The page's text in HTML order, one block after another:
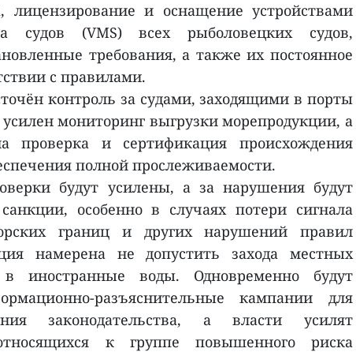
лицензирование и оснащение устройствами
судов (VMS) всех рыболовецких судов,
требования, а также их постоянное
с правилами.
контроль за судами, заходящими в порты
мониторинг выгрузки морепродукции, а
проверка и сертификация происхождения
полной прослеживаемости.
будут усилены, а за нарушения будут
особенно в случаях потери сигнала
границ и других нарушений правил
намерена не допустить захода местных
в иностранные воды. Одновременно будут
разъяснительные кампании для
законодательства, а власти усилят
к группе повышенного риска